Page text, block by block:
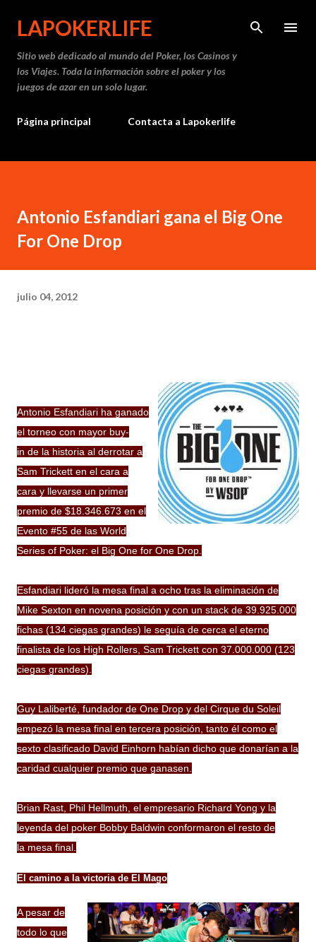
LAPOKERLIFE
Sitio web dedicado al mundo del Poker, los Casinos y
los Viajes. Toda la información sobre el poker y los
juegos de azar en un solo lugar.
Página principal Contacta a Lapokerlife
Antonio Esfandiari gana el Big One
For One Drop
julio 04, 2012
Antonio Esfandiari ha ganado
el torneo con mayor buy-
in de la historia al derrotar a
Sam Trickett en el cara a
cara y llevarse un primer
premio de $18.346.673 en el
Evento #55 de las World
Series of Poker: el Big One for One Drop.
Esfandiari lideró la mesa final a ocho tras la eliminación de
Mike Sexton en novena posición y con un stack de 39.925.000
fichas (134 ciegas grandes) le seguía de cerca el eterno
finalista de los High Rollers, Sam Trickett con 37.000.000 (123
ciegas grandes).
Guy Laliberté, fundador de One Drop y del Cirque du Soleil
empezó la mesa final en tercera posición , tanto él como el
sexto clasificado David Einhorn habían dicho que donarían a la
caridad cualquier premio que ganasen.
Brian Rast, Phil Hellmuth, el empresario Richard Yong y la
leyenda del poker Bobby Baldwin conformaron el resto de
la mesa final
El camino a la victoria de El Mago
A pesar de
todo lo que